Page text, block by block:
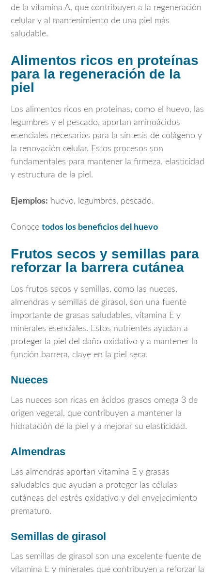
de la vitamina A, que contribuyen a la regeneración
celular y al mantenimiento de una piel más
saludable.
Alimentos ricos en proteínas
para la regeneración de la
piel
Los alimentos ricos en proteínas, como el huevo, las
legumbres y el pescado, aportan aminoácidos
esenciales necesarios para la síntesis de colágeno y
la renovación celular. Estos procesos son
fundamentales para mantener la firmeza, elasticidad
y estructura de la piel.
Ejemplos: huevo, legumbres, pescado.
Conoce todos los beneficios del huevo
Frutos secos y semillas para
reforzar la barrera cutánea
Los frutos secos y semillas, como las nueces,
almendras y semillas de girasol, son una fuente
importante de grasas saludables, vitamina E y
minerales esenciales. Estos nutrientes ayudan a
proteger la piel del daño oxidativo y a mantener la
función barrera, clave en la piel seca.
Nueces
Las nueces son ricas en ácidos grasos omega 3 de
origen vegetal, que contribuyen a mantener la
hidratación de la piel y a mejorar su elasticidad.
Almendras
Las almendras aportan vitamina E y grasas
saludables que ayudan a proteger las células
cutáneas del estrés oxidativo y del envejecimiento
prematuro.
Semillas de girasol
Las semillas de girasol son una excelente fuente de
vitamina E y minerales que contribuyen a reforzar la